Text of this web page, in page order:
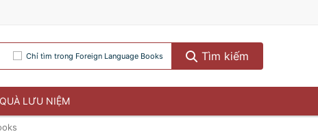
Chỉ tìm trong Foreign Language Books Tìm kiếm
QUÀ LƯU NIỆM